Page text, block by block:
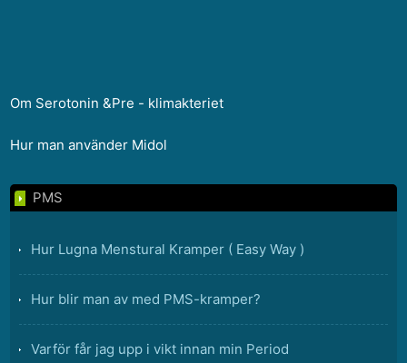
Om Serotonin &Pre - klimakteriet
Hur man använder Midol
PMS
Hur Lugna Menstural Kramper ( Easy Way )
Hur blir man av med PMS-kramper?
Varför får jag upp i vikt innan min Period